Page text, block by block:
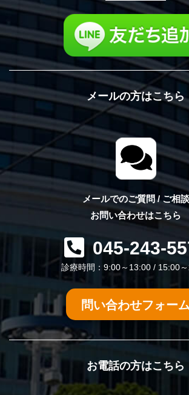
メールの方はこちら
メールでのご質問 / ご相談
お問い合わせはこちら
045-243-
診療時間：9:00～13:00 / 15:00
問い合わせフォーム
お電話の方はこちら